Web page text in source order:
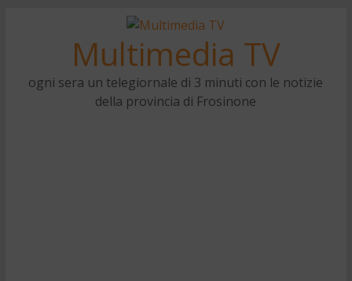
Multimedia TV
ogni sera un telegiornale di 3 minuti con le notizie
della provincia di Frosinone